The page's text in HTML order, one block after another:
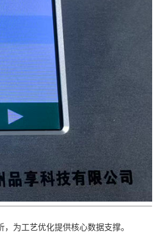
为工艺优化提供核心数据支撑。